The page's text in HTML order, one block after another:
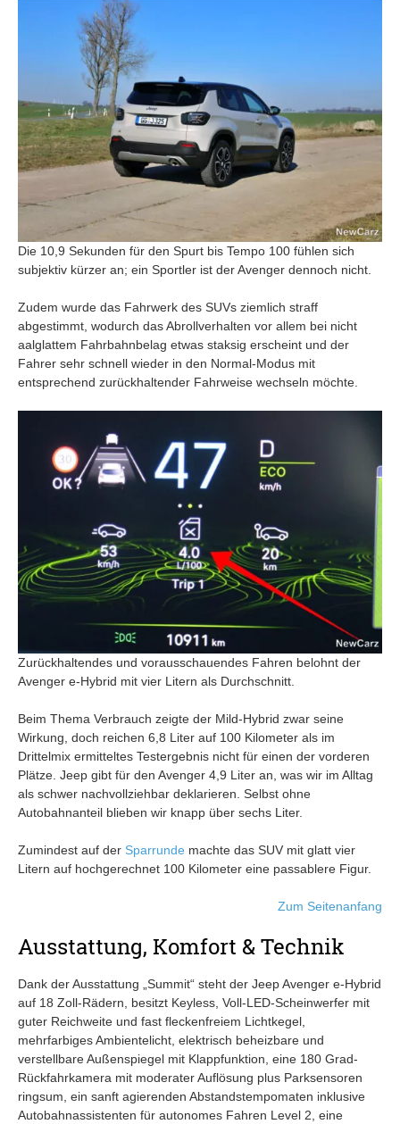
Die 10,9 Sekunden für den Spurt bis Tempo 100 fühlen sich
subjektiv kürzer an; ein Sportler ist der Avenger dennoch nicht.
Zudem wurde das Fahrwerk des SUVs ziemlich straff
abgestimmt, wodurch das Abrollverhalten vor allem bei nicht
aalglattem Fahrbahnbelag etwas staksig erscheint und der
Fahrer sehr schnell wieder in den Normal-Modus mit
entsprechend zurückhaltender Fahrweise wechseln möchte.
Zurückhaltendes und vorausschauendes Fahren belohnt der
Avenger e-Hybrid mit vier Litern als Durchschnitt.
Beim Thema Verbrauch zeigte der Mild-Hybrid zwar seine
Wirkung, doch reichen 6,8 Liter auf 100 Kilometer als im
Drittelmix ermitteltes Testergebnis nicht für einen der vorderen
Plätze. Jeep gibt für den Avenger 4,9 Liter an, was wir im Alltag
als schwer nachvollziehbar deklarieren. Selbst ohne
Autobahnanteil blieben wir knapp über sechs Liter.
Zumindest auf der Sparrunde machte das SUV mit glatt vier
Litern auf hochgerechnet 100 Kilometer eine passablere Figur.
Zum Seitenanfang
Ausstattung, Komfort & Technik
Dank der Ausstattung „Summit“ steht der Jeep Avenger e-Hybrid
auf 18 Zoll-Rädern, besitzt Keyless, Voll-LED-Scheinwerfer mit
guter Reichweite und fast fleckenfreiem Lichtkegel,
mehrfarbiges Ambientelicht, elektrisch beheizbare und
verstellbare Außenspiegel mit Klappfunktion, eine 180 Grad-
Rückfahrkamera mit moderater Auflösung plus Parksensoren
ringsum, ein sanft agierenden Abstandstempomaten inklusive
Autobahnassistenten für autonomes Fahren Level 2, eine